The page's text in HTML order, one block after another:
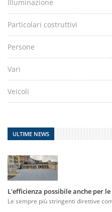
Illuminazione
Particolari costruttivi
Persone
Vari
Veicoli
ULTIME NEWS
L'efficienza possibile anche per
Le sempre più stringenti direttive